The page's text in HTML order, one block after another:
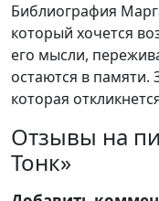
Библиография
который хочется
его мысли,
остаются в памяти.
которая
Отзывы на
Тонк»